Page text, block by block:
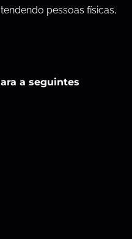
pessoas físicas,
a seguintes